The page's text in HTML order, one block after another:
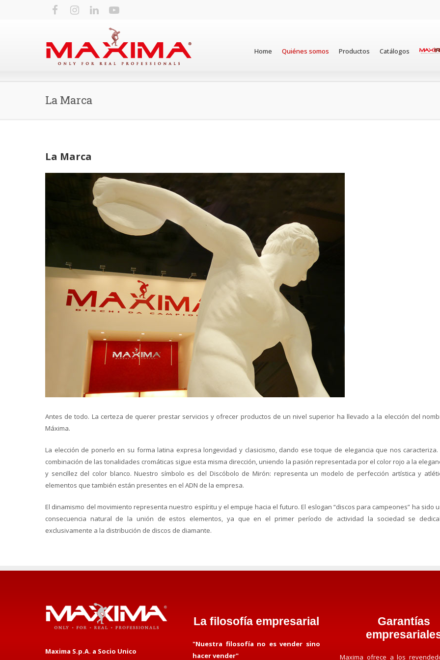
Home Quiénes somos Productos Catálogos
La Marca
La Marca
Antes de todo. La certeza de querer prestar servicios y ofrecer productos de un nivel superior ha llevado a la elección del
Máxima.
La elección de ponerlo en su forma latina expresa longevidad y clasicismo, dando ese toque de elegancia que nos caracteriza.
combinación de las tonalidades cromáticas sigue esta misma dirección, uniendo la pasión representada por el color rojo a la
y sencillez del color blanco. Nuestro símbolo es del Discóbolo de Mirón: representa un modelo de perfección artística y
elementos que también están presentes en el ADN de la empresa.
El dinamismo del movimiento representa nuestro espíritu y el empuje hacia el futuro. El eslogan “discos para campeones” ha sido
consecuencia natural de la unión de estos elementos, ya que en el primer período de actividad la sociedad se
exclusivamente a la distribución de discos de diamante.
Maxima S.p.A. a Socio Unico
La filosofía empresarial
"Nuestra filosofía no es vender sino
hacer vender"
Garantías
Maxima ofrece a los